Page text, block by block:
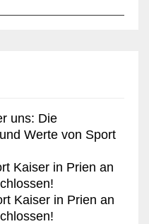
uns: Die
Werte von Sport
Kaiser in Prien an
Kaiser in Prien an